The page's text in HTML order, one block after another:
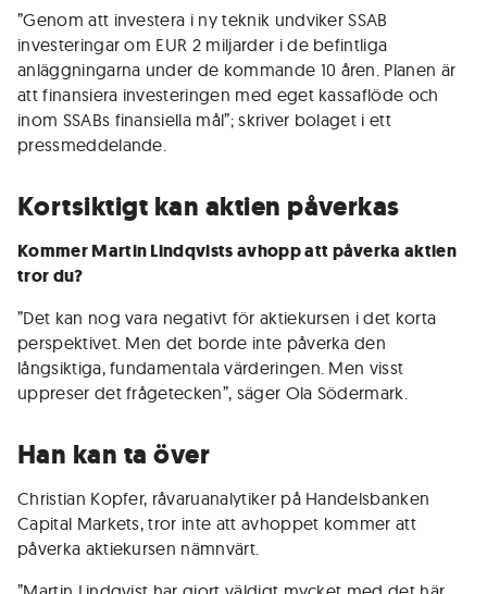
”Genom att investera i ny teknik undviker SSAB
investeringar om EUR 2 miljarder i de befintliga
anläggningarna under de kommande 10 åren. Planen är
att finansiera investeringen med eget kassaflöde och
inom SSABs finansiella mål”; skriver bolaget i ett
pressmeddelande.
Kortsiktigt kan aktien påverkas
Kommer Martin Lindqvists avhopp att påverka aktien
tror du?
”Det kan nog vara negativt för aktiekursen i det korta
perspektivet. Men det borde inte påverka den
långsiktiga, fundamentala värderingen. Men visst
uppreser det frågetecken”, säger Ola Södermark.
Han kan ta över
Christian Kopfer, råvaruanalytiker på Handelsbanken
Capital Markets, tror inte att avhoppet kommer att
påverka aktiekursen nämnvärt.